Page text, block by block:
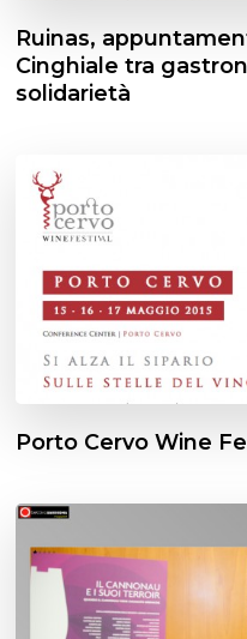
Ruinas,
Cinghiale tra
solidarietà
Porto Cervo Wine